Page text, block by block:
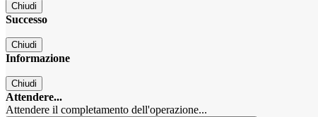
Chiudi
Successo
Chiudi
Informazione
Chiudi
Attendere...
Attendere il completamento dell'operazione...